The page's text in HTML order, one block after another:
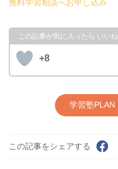
無料学習相談へお申し込み
+8
学習塾PLAN
この記事をシェアする